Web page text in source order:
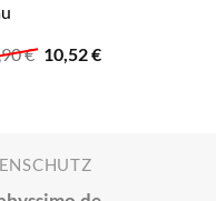
€ Ursprünglicher
Preis
10,52€Aktueller